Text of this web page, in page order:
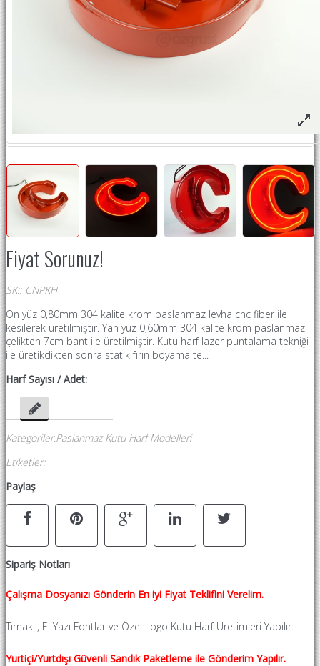
Fiyat Sorunuz!
SK:: CNPKH
Ön yüz 0,80mm 304 kalite krom paslanmaz levha cnc fiber ile
kesilerek üretilmiştir. Yan yüz 0,60mm 304 kalite krom paslanmaz
çelikten 7cm bant ile üretilmiştir. Kutu harf lazer puntalama tekniği
ile üretikdikten sonra statik fırın boyama te...
Harf Sayısı / Adet:
Kategoriler:Paslanmaz Kutu Harf Modelleri
Etiketler:
Paylaş
Sipariş Notları
Çalışma Dosyanızı Gönderin En iyi Fiyat Teklifini Verelim.
Tırnaklı, El Yazı Fontlar ve Özel Logo Kutu Harf Üretimleri Yapılır.
Yurtiçi/Yurtdışı Güvenli Sandık Paketleme ile Gönderim Yapılır.